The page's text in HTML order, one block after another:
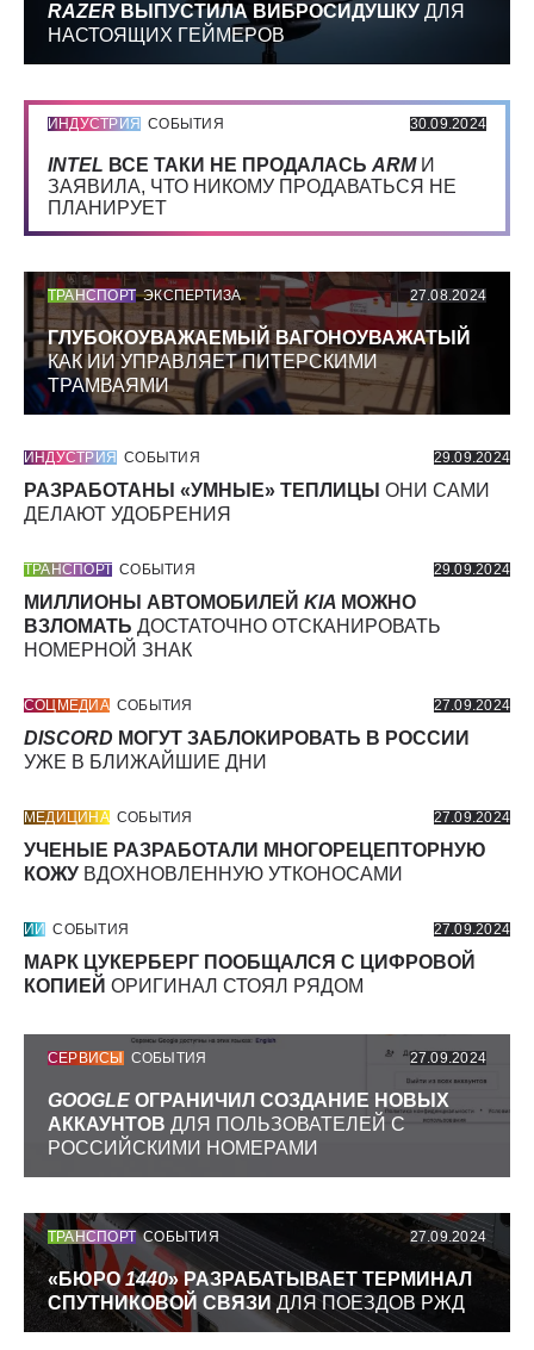
RAZER ВЫПУСТИЛА ВИБРОСИДУШКУ ДЛЯ
НАСТОЯЩИХ ГЕЙМЕРОВ
ИНДУСТРИЯ СОБЫТИЯ 30.09.2024
INTEL ВСЕ ТАКИ НЕ ПРОДАЛАСЬ ARMИ
ЗАЯВИЛА, ЧТО НИКОМУ ПРОДАВАТЬСЯ НЕ
ПЛАНИРУЕТ
ТРАНСПОРТ ЭКСПЕРТИЗА 27.08.2024
ГЛУБОКОУВАЖАЕМЫЙ ВАГОНОУВАЖАТЫЙ
КАК ИИ УПРАВЛЯЕТ ПИТЕРСКИМИ
ТРАМВАЯМИ
ИНДУСТРИЯ СОБЫТИЯ 29.09.2024
РАЗРАБОТАНЫ «УМНЫЕ» ТЕПЛИЦЫ ОНИ САМИ
ДЕЛАЮТ УДОБРЕНИЯ
ТРАНСПОРТ СОБЫТИЯ 29.09.2024
МИЛЛИОНЫ АВТОМОБИЛЕЙ KIA МОЖНО
ВЗЛОМАТЬ ДОСТАТОЧНО ОТСКАНИРОВАТЬ
НОМЕРНОЙ ЗНАК
СОЦМЕДИА СОБЫТИЯ 27.09.2024
DISCORD МОГУТ ЗАБЛОКИРОВАТЬ В РОССИИ
УЖЕ В БЛИЖАЙШИЕ ДНИ
МЕДИЦИНА СОБЫТИЯ 27.09.2024
УЧЕНЫЕ РАЗРАБОТАЛИ МНОГОРЕЦЕПТОРНУЮ
КОЖУ ВДОХНОВЛЕННУЮ УТКОНОСАМИ
ИИ СОБЫТИЯ 27.09.2024
МАРК ЦУКЕРБЕРГ ПООБЩАЛСЯ С ЦИФРОВОЙ
КОПИЕЙ ОРИГИНАЛ СТОЯЛ РЯДОМ
СЕРВИСЫ СОБЫТИЯ 27.09.2024
GOOGLE ОГРАНИЧИЛ СОЗДАНИЕ НОВЫХ
АККАУНТОВ ДЛЯ ПОЛЬЗОВАТЕЛЕЙ С
РОССИЙСКИМИ НОМЕРАМИ
ТРАНСПОРТ СОБЫТИЯ 27.09.2024
«БЮРО1440» РАЗРАБАТЫВАЕТ ТЕРМИНАЛ
СПУТНИКОВОЙ СВЯЗИ ДЛЯ ПОЕЗДОВ РЖД